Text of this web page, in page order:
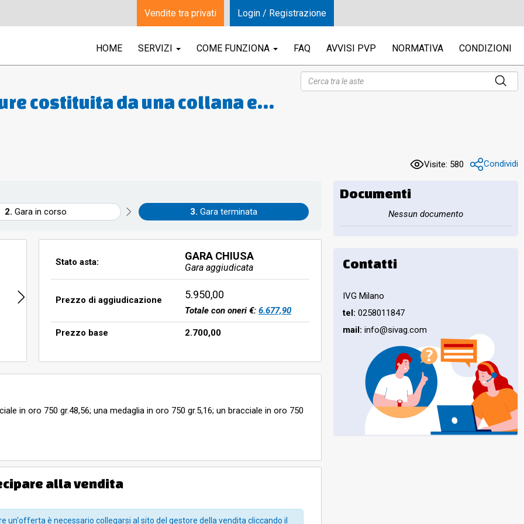
HOME SERVIZI COME FUNZIONA FAQ AVVISI PVP NORMATIVA CONDIZIONI
costituita da una collana e
medaglia in oro 750 gr.5,16;
Visite: 580 Condividi
Gara in corso Gara terminata
Stato asta: GARA CHIUSA
Gara aggiudicata
Prezzo di aggiudicazione 5.950,00
Totale con oneri €: 6.677,90
Prezzo base 2.700,00
in oro 750 gr.48,56; una medaglia in oro 750 gr.5,16; un bracciale in oro 750
del CTU designato dal Tribunale di Milano e deve pertanto
10 - Redecesio di Segrate), che dovranno essere ivi ritirati a cura e spese
sarà possibile dal lunedì al venerdì in orari di ufficio (09.30-12.30 /
informazioni riportate hanno funzione esclusivamente indicativa che non
alla vendita
è necessario collegarsi al sito del gestore della vendita cliccando il
Documenti
Nessun documento
Contatti
IVG Milano
tel: 0258011847
mail: info@sivag.com
Vendite tra privati Login / Registrazione